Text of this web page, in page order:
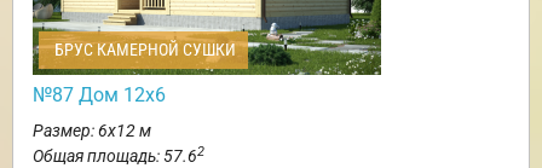
БРУС КАМЕРНОЙ СУШКИ
№87 Дом 12х6
Размер: 6х12 м
Общая площадь: 57.62